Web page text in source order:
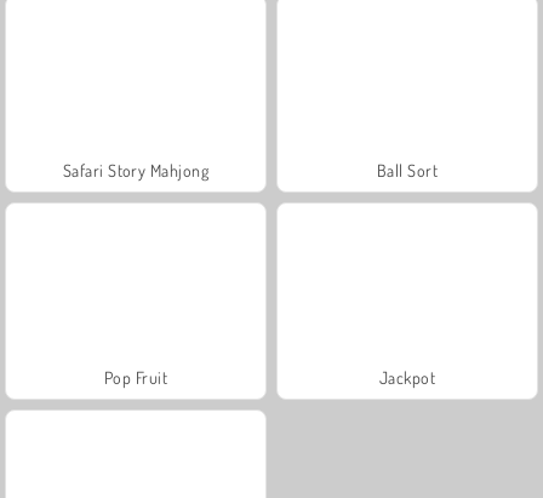
Safari Story Mahjong Ball Sort
Pop Fruit Jackpot